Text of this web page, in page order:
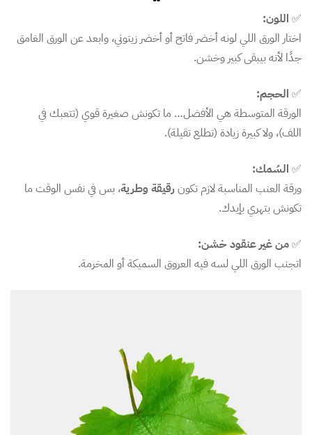
✅ اللون:
اختار الورق اللي لونه أخضر فاتح أو أخضر زيتوني، وابعد عن الورق الغامق
جدًا لأنه بيبقى كبير وخشن.
✅ الحجم:
الورقة المتوسطة هي الأفضل… ما تكونش صغيرة قوي (تتعبك في
اللف)، ولا كبيرة زيادة (تطلع تقيلة).
✅ السُمك:
ورقة العنب المناسبة لازم تكونرقيقة وطرية، بس في نفس الوقت ما
تكونش بتهري بإيدك.
✅من غير عنقود خشن:
اتجنب الورق اللي لسه فيه العروق السميكة أو المخرمة.